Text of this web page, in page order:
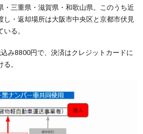
・三重県・滋賀県・和歌山県。このうち近
し・返却場所は大阪市中央区と京都市伏見
る。
み8800円で、決済はクレジットカードに
。